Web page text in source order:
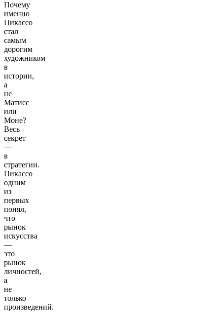
Почему
именно
Пикассо
стал
самым
дорогим
художником
в
истории,
а
не
Матисс
или
Моне?
Весь
секрет
—
в
стратегии.
Пикассо
одним
из
первых
понял,
что
рынок
искусства
—
это
рынок
личностей,
а
не
только
произведений.